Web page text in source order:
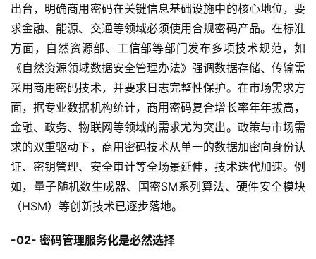
出台，明确商用密码在关键信息基础设施中的核心地位，要
求金融、能源、交通等领域必须使用合规密码产品。在标准
方面，自然资源部、工信部等部门发布多项技术规范，如
《自然资源领域数据安全管理办法》强调数据存储、传输需
采用商用密码技术，并要求日志完整性保护。在市场需求方
面，据专业数据机构统计，商用密码复合增长率年年拔高，
金融、政务、物联网等领域的需求尤为突出。政策与市场需
求的双重驱动下，商用密码技术从单一的数据加密向身份认
证、密钥管理、安全审计等全场景延伸，技术迭代加速。例
如，量子随机数生成器、国密SM系列算法、硬件安全模块
（HSM）等创新技术已逐步落地。
-02- 密码管理服务化是必然选择